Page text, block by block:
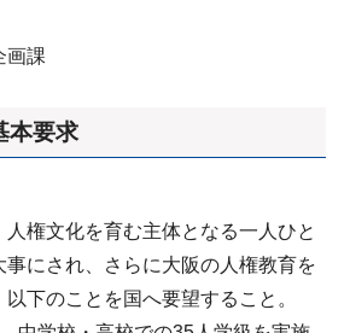
課
本要求
権文化を育む主体となる一人ひと
事にされ、さらに大阪の人権教育を
下のことを国へ要望すること。